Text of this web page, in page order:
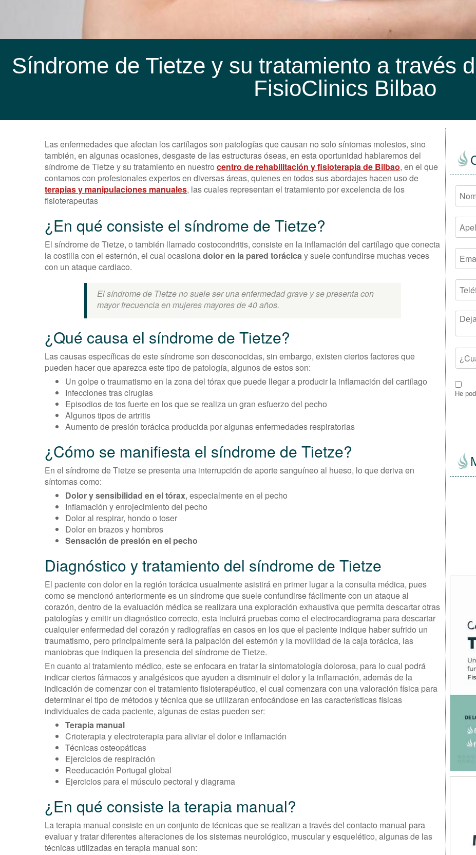
Síndrome de Tietze y su tratamiento a través
FisioClinics Bilbao
Las enfermedades que afectan los cartílagos son patologías que causan no solo síntomas molestos, sino
también, en algunas ocasiones, desgaste de las estructuras óseas, en esta oportunidad hablaremos del
síndrome de Tietze y su tratamiento en nuestro centro de rehabilitación y fisioterapia de Bilbao, en el que
contamos con profesionales expertos en diversas áreas, quienes en todos sus abordajes hacen uso de
terapias y manipulaciones manuales, las cuales representan el tratamiento por excelencia de los
fisioterapeutas
¿En qué consiste el síndrome de Tietze?
El síndrome de Tietze, o también llamado costocondritis, consiste en la inflamación del cartílago que conecta
la costilla con el esternón, el cual ocasionadolor en la pared torácicay suele confundirse muchas veces
con un ataque cardiaco.
El síndrome de Tietze no suele ser una enfermedad grave y se presenta con
mayor frecuencia en mujeres mayores de 40 años.
¿Qué causa el síndrome de Tietze?
Las causas específicas de este síndrome son desconocidas, sin embargo, existen ciertos factores que
pueden hacer que aparezca este tipo de patología, algunos de estos son:
Un golpe o traumatismo en la zona del tórax que puede llegar a producir la inflamación del cartílago
Infecciones tras cirugías
Episodios de tos fuerte en los que se realiza un gran esfuerzo del pecho
Algunos tipos de artritis
Aumento de presión torácica producida por algunas enfermedades respiratorias
¿Cómo se manifiesta el síndrome de Tietze?
En el síndrome de Tietze se presenta una interrupción de aporte sanguíneo al hueso, lo que deriva en
síntomas como:
Dolor y sensibilidad en el tórax, especialmente en el pecho
Inflamación y enrojecimiento del pecho
Dolor al respirar, hondo o toser
Dolor en brazos y hombros
Sensación de presión en el pecho
Diagnóstico y tratamiento del síndrome de Tietze
El paciente con dolor en la región torácica usualmente asistirá en primer lugar a la consulta médica, pues
como se mencionó anteriormente es un síndrome que suele confundirse fácilmente con un ataque al
corazón, dentro de la evaluación médica se realizara una exploración exhaustiva que permita descartar otras
patologías y emitir un diagnóstico correcto, esta incluirá pruebas como el electrocardiograma para descartar
cualquier enfermedad del corazón y radiografías en casos en los que el paciente indique haber sufrido un
traumatismo, pero principalmente será la palpación del esternón y la movilidad de la caja torácica, las
maniobras que indiquen la presencia del síndrome de Tietze.
En cuanto al tratamiento médico, este se enfocara en tratar la sintomatología dolorosa, para lo cual podrá
indicar ciertos fármacos y analgésicos que ayuden a disminuir el dolor y la inflamación, además de la
indicación de comenzar con el tratamiento fisioterapéutico, el cual comenzara con una valoración física para
determinar el tipo de métodos y técnica que se utilizaran enfocándose en las características físicas
individuales de cada paciente, algunas de estas pueden ser:
Terapia manual
Crioterapia y electroterapia para aliviar el dolor e inflamación
Técnicas osteopáticas
Ejercicios de respiración
Reeducación Portugal global
Ejercicios para el músculo pectoral y diagrama
¿En qué consiste la terapia manual?
La terapia manual consiste en un conjunto de técnicas que se realizan a través del contacto manual para
evaluar y tratar diferentes alteraciones de los sistemas neurológico, muscular y esquelético, algunas de las
técnicas utilizadas en terapia manual son:
He